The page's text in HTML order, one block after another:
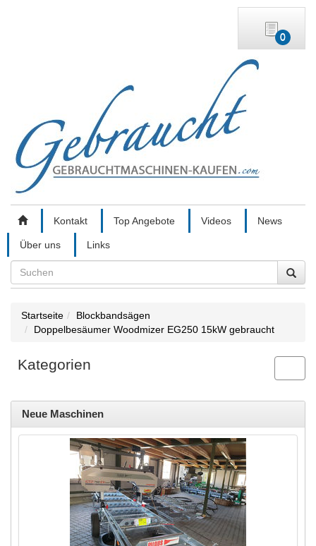
0
Kontakt Top Angebote Videos News
Über uns
Links
Search
Startseite
Blockbandsägen
Doppelbesäumer Woodmizer EG250 15kW gebraucht
Kategorien
Neue Maschinen